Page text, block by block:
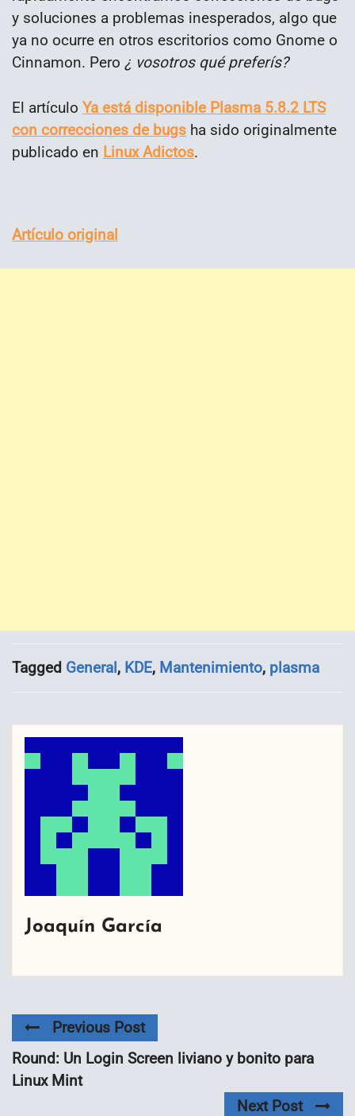
y soluciones a problemas inesperados, algo que
ya no ocurre en otros escritorios como Gnome o
Cinnamon. Pero ¿ vosotros qué preferís?
El artículo Ya está disponible Plasma 5.8.2 LTS
con correcciones de bugs ha sido originalmente
publicado en Linux Adictos.
Artículo original
Tagged General, KDE, Mantenimiento, plasma
Joaquín García
Previous Post
Round: Un Login Screen liviano y bonito para
Linux Mint
Next Post